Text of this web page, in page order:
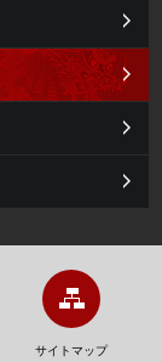
サイトマップ